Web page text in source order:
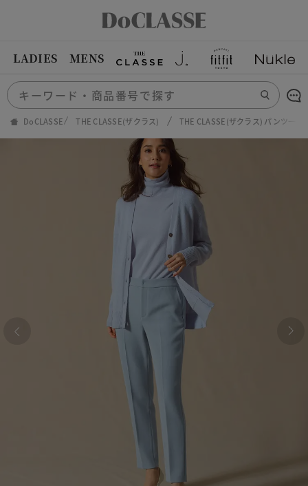
LADIES MENS
DoCLASSE THE CLASSE(ザクラス) THE CLASSE(ザクラス) パンツ一覧